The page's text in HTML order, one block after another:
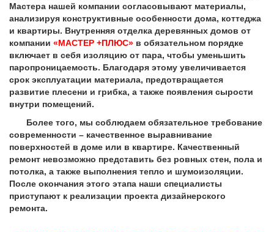
Мастера нашей компании согласовывают материалы,
анализируя конструктивные особенности дома, коттеджа
и квартиры. Внутренняя отделка деревянных домов от
компании «МАСТЕР +ПЛЮС» в обязательном порядке
включает в себя изоляцию от пара, чтобы уменьшить
паропроницаемость. Благодаря этому увеличивается
срок эксплуатации материала, предотвращается
развитие плесени и грибка, а также появления сырости
внутри помещений.
Более того, мы соблюдаем обязательное требование
современности – качественное выравнивание
поверхностей в доме или в квартире. Качественный
ремонт невозможно представить без ровных стен, пола и
потолка, а также выполнения тепло и шумоизоляции.
После окончания этого этапа наши специалисты
приступают к реализации проекта дизайнерского
ремонта.